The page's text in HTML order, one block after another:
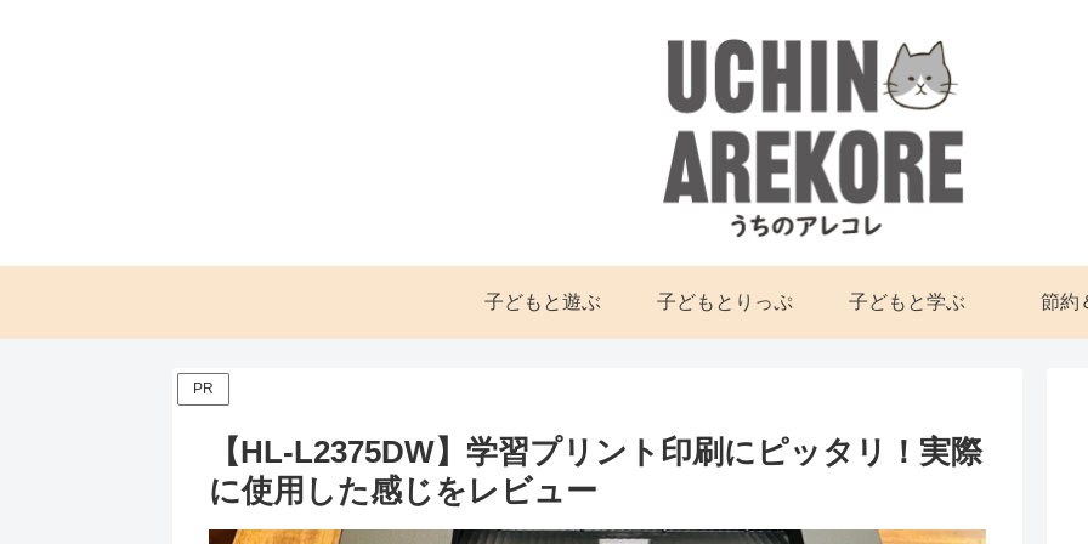
子どもと遊ぶ 子どもとりっぷ 子どもと学ぶ 節約
PR
【HL-L2375DW】学習プリント印刷にピッタリ！実際
に使用した感じをレビュー